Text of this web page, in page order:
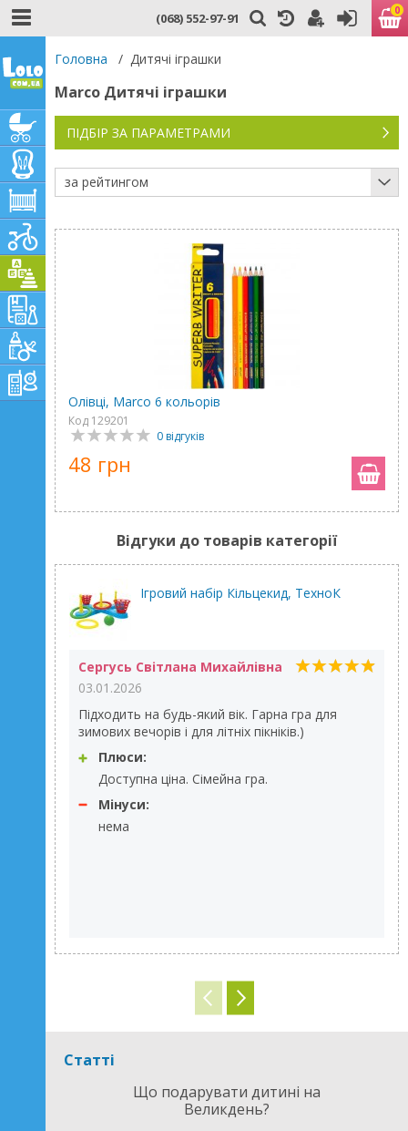
(068) 552-97-91 0
Головна / Дитячі іграшки
Marco Дитячі іграшки
ПІДБІР ЗА ПАРАМЕТРАМИ
за рейтингом
Олівці, Marco 6 кольорів
Код 129201
0 відгуків
48 грн
Відгуки до товарів категорії
Ігровий набір Кільцекид, ТехноК
Сергусь Світлана Михайлівна
03.01.2026
Підходить на будь-який вік. Гарна гра для
зимових вечорів і для літніх пікніків.)
Плюси:
Доступна ціна. Сімейна гра.
Мінуси:
нема
Статті
Що подарувати дитині на
Великдень?